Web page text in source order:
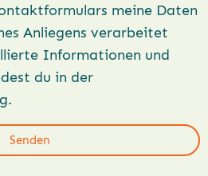
meine Daten
Anliegens verarbeitet
Informationen und
du in der
Senden